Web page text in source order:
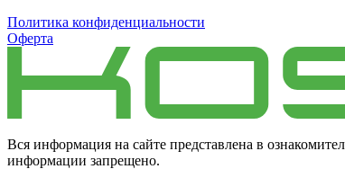
Политика конфиденциальности
Оферта
Вся информация на сайте представлена в
информации запрещено.